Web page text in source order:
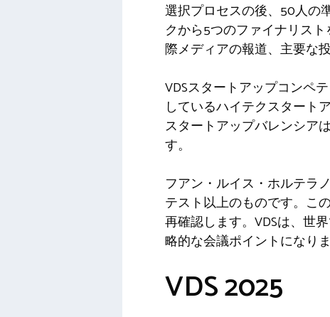
選択プロセスの後、50人の
クから5つのファイナリスト
際メディアの報道、主要な
VDSスタートアップコンペ
しているハイテクスタート
スタートアップバレンシア
す。
フアン・ルイス・ホルテラ
テスト以上のものです。こ
再確認します。VDSは、世
略的な会議ポイントになりま
VDS 2025